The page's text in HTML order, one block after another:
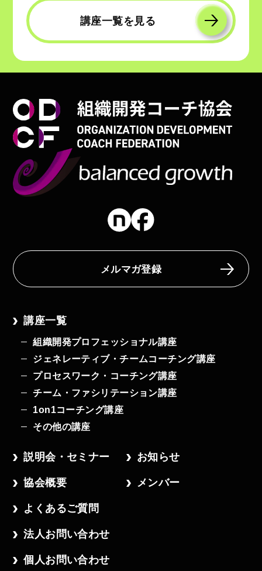
講座一覧を見る
メルマガ登録
講座一覧
組織開発プロフェッショナル講座
ジェネレーティブ・チームコーチング講座
プロセスワーク・コーチング講座
チーム・ファシリテーション講座
1on1コーチング講座
その他の講座
説明会・セミナー お知らせ
協会概要 メンバー
よくあるご質問
法人お問い合わせ
個人お問い合わせ